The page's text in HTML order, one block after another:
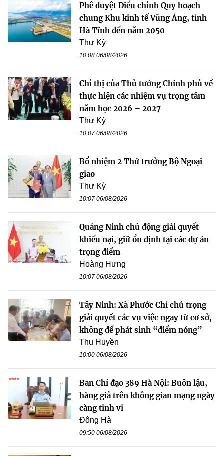
Phê duyệt Điều chỉnh Quy hoạch
chung Khu kinh tế Vũng Áng, tỉnh
Hà Tĩnh đến năm 2050
Thư Kỳ
10:08 06/08/2026
Chỉ thị của Thủ tướng Chính phủ về
thực hiện các nhiệm vụ trọng tâm
năm học 2026 – 2027
Thư Kỳ
10:07 06/08/2026
Bổ nhiệm 2 Thứ trưởng Bộ Ngoại
giao
Thư Kỳ
10:07 06/08/2026
Quảng Ninh chủ động giải quyết
khiếu nại, giữ ổn định tại các dự án
trọng điểm
Hoàng Hưng
10:07 06/08/2026
Tây Ninh: Xã Phước Chỉ chú trọng
giải quyết các vụ việc ngay từ cơ sở,
không để phát sinh “điểm nóng”
Thu Huyền
10:00 06/08/2026
Ban Chỉ đạo 389 Hà Nội: Buôn lậu,
hàng giả trên không gian mạng ngày
càng tinh vi
Đông Hà
09:50 06/08/2026